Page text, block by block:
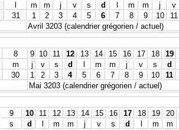
m m j v s d m m j v
31 1 2 3 4 5 6 7 8 9 10 11
Avril 3203 (calendrier grégorien / actuel)
8 9 10 11 12 13 14 15 16 17 18 19
m j v s d m m j v s d
30 1 2 3 4 5 6 7 8 9 10 11
Mai 3203 (calendrier grégorien / actuel)
9 10 11 12 13 14 15 16 17 18 19 20
s d m m j v s d m m